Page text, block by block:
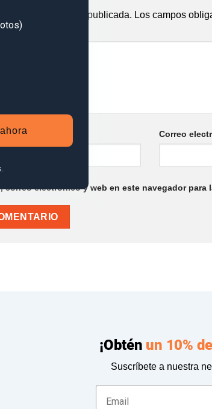
electrónico no será publicada. Los campos
Correo
correo electrónico y web en este navegador para
¡Obtén un 10%
Suscríbete a nuestra